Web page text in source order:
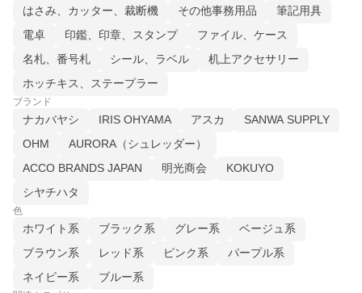
はさみ、カッター、裁断機 その他事務用品
筆記用具
電卓
印鑑、印章、スタンプ
ファイル、ケース
名札、番号札
シール、ラベル
机上アクセサリー
ホッチキス、ステープラー
ブランド
ナカバヤシ IRIS OHYAMA アスカ
SANWA SUPPLY
OHM
AURORA（シュレッダー）
ACCO BRANDS JAPAN
明光商会
KOKUYO
シヤチハタ
色
ホワイト系 ブラック系 グレー系
ベージュ系
ブラウン系
レッド系 ピンク系
パープル系
ネイビー系
ブルー系